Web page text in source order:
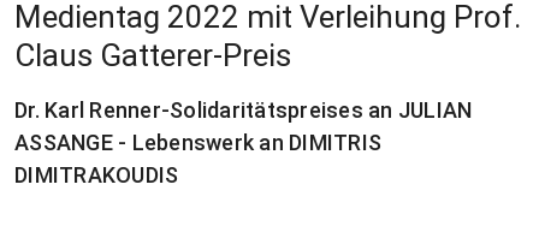
Medientag 2022 mit Verleihung Prof.
Claus Gatterer-Preis
Dr. Karl Renner-Solidaritätspreises an JULIAN
ASSANGE - Lebenswerk an DIMITRIS
DIMITRAKOUDIS